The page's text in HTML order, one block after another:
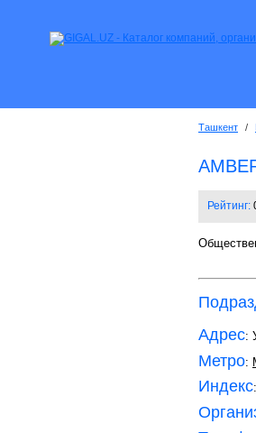
Ташкент /
Рейтинг:
Адрес:
Метро:
Индекс: